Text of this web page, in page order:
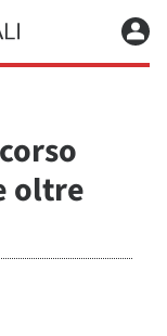
oltre